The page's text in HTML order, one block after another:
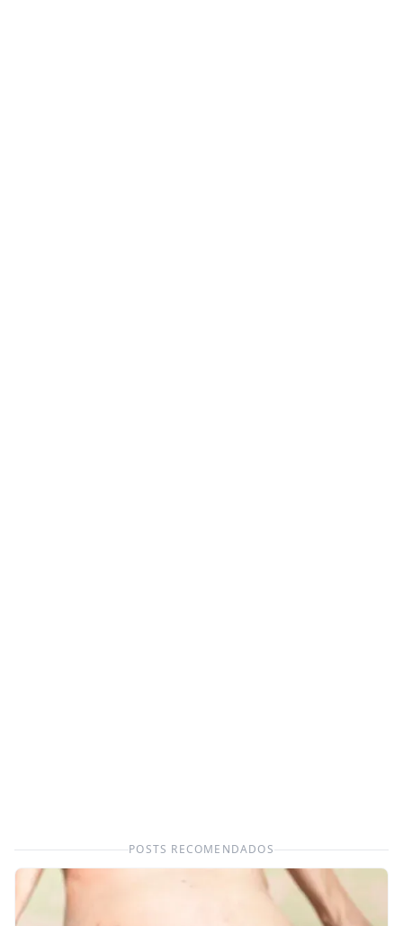
POSTS RECOMENDADOS